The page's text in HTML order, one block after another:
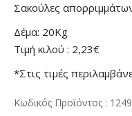
Σακούλες
Δέμα: 20Kg
Τιμή κιλού : 2,23€
*Στις τιμές
Κωδικός Προϊόντος :